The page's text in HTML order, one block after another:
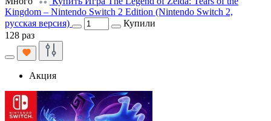
Kingdom – Nintendo Switch 2 Edition (Nintendo Switch 2,
русская версия)
Купили
128 раз
Акция